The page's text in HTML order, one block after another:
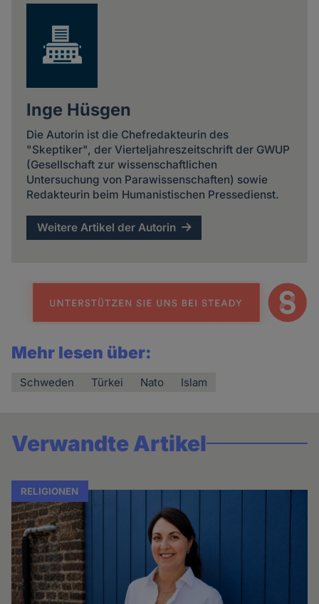
Inge Hüsgen
Die Autorin ist die Chefredakteurin des
"Skeptiker", der Vierteljahreszeitschrift der GWUP
(Gesellschaft zur wissenschaftlichen
Untersuchung von Parawissenschaften) sowie
Redakteurin beim Humanistischen Pressedienst.
Weitere Artikel der Autorin
Mehr lesen über:
Schweden Türkei Nato Islam
Verwandte Artikel
RELIGIONEN